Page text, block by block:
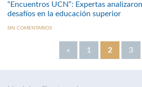
“Encuentros UCN”: Expertas
desafíos en la educación superior
SIN COMENTARIOS
« 1 2 3